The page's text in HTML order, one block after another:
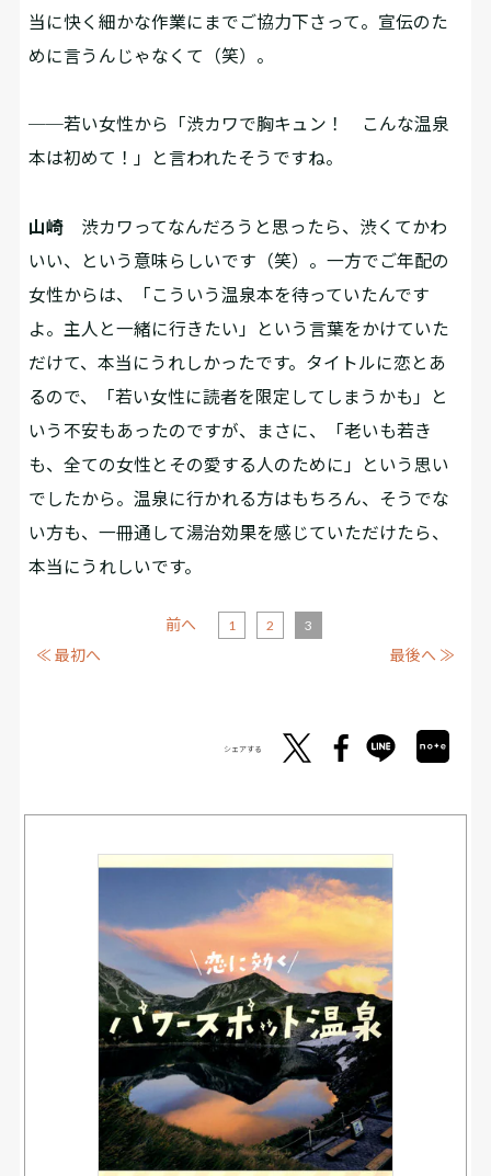
当に快く細かな作業にまでご協力下さって。宣伝のた
めに言うんじゃなくて（笑）。
──若い女性から「渋カワで胸キュン！ こんな温泉
本は初めて！」と言われたそうですね。
山崎 渋カワってなんだろうと思ったら、渋くてかわ
いい、という意味らしいです（笑）。一方でご年配の
女性からは、「こういう温泉本を待っていたんです
よ。主人と一緒に行きたい」という言葉をかけていた
だけて、本当にうれしかったです。タイトルに恋とあ
るので、「若い女性に読者を限定してしまうかも」と
いう不安もあったのですが、まさに、「老いも若き
も、全ての女性とその愛する人のために」という思い
でしたから。温泉に行かれる方はもちろん、そうでな
い方も、一冊通して湯治効果を感じていただけたら、
本当にうれしいです。
≪ 最初へ
前へ 1 2 3
最後へ ≫
シェアする